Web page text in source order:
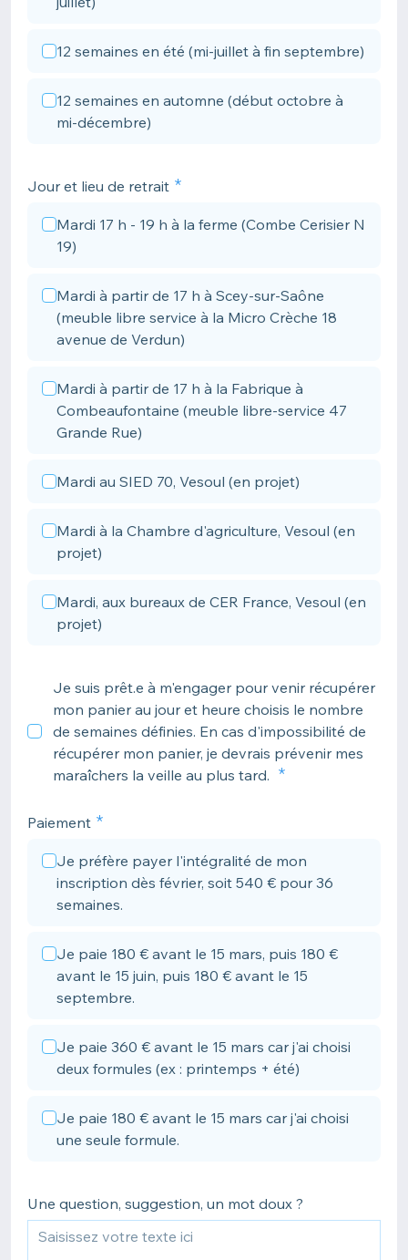
12 semaines en été (mi-juillet à fin septembre)
12 semaines en automne (début octobre à
mi-décembre)
Jour et lieu de retrait
Mardi 17 h - 19 h à la ferme (Combe Cerisier N
19)
Mardi à partir de 17 h à Scey-sur-Saône
(meuble libre service à la Micro Crèche 18
avenue de Verdun)
Mardi à partir de 17 h à la Fabrique à
Combeaufontaine (meuble libre-service 47
Grande Rue)
Mardi au SIED 70, Vesoul (en projet)
Mardi à la Chambre d'agriculture, Vesoul (en
projet)
Mardi, aux bureaux de CER France, Vesoul (en
projet)
Je suis prêt.e à m'engager pour venir récupérer
mon panier au jour et heure choisis le nombre
de semaines définies. En cas d'impossibilité de
récupérer mon panier, je devrais prévenir mes
maraîchers la veille au plus tard.
Paiement
Je préfère payer l'intégralité de mon
inscription dès février, soit 540 € pour 36
semaines.
Je paie 180 € avant le 15 mars, puis 180 €
avant le 15 juin, puis 180 € avant le 15
septembre.
Je paie 360 € avant le 15 mars car j'ai choisi
deux formules (ex : printemps + été)
Je paie 180 € avant le 15 mars car j'ai choisi
une seule formule.
Une question, suggestion, un mot doux ?